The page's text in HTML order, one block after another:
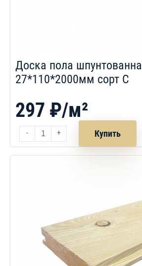
Доска пола
27*110*2000мм сорт С
297 ₽/м²
- + Купить